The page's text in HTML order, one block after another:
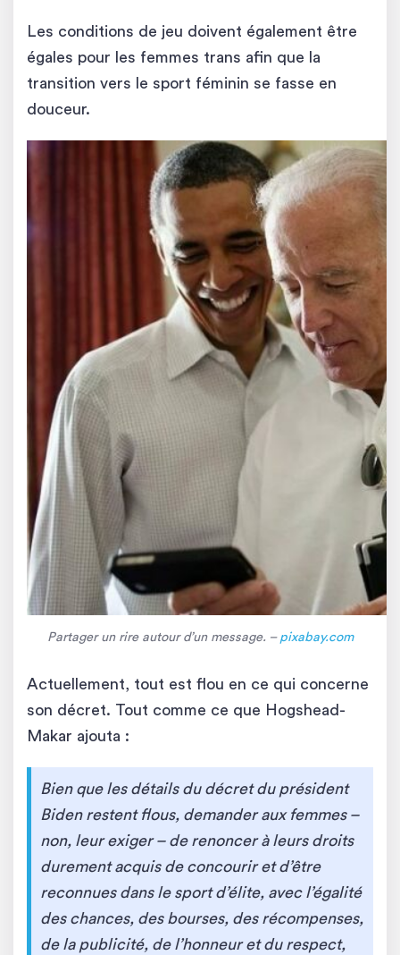
Les conditions de jeu doivent également être
égales pour les femmes trans afin que la
transition vers le sport féminin se fasse en
douceur.
Partager un rire autour d’un message. – pixabay.com
Actuellement, tout est flou en ce qui concerne
son décret. Tout comme ce que Hogshead-
Makar ajouta :
Bien que les détails du décret du président
Biden restent flous, demander aux femmes –
non, leur exiger – de renoncer à leurs droits
durement acquis de concourir et d’être
reconnues dans le sport d’élite, avec l’égalité
des chances, des bourses, des récompenses,
de la publicité, de l’honneur et du respect,